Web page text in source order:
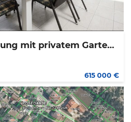
Luxuriöse Wohnung mit privatem Garten und Jacuzzi – Diklovac, Zadar
615 000 €